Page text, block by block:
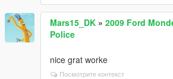
Mars15_DK » 2009 Ford
Police
nice grat worke
Посмотрите контекст